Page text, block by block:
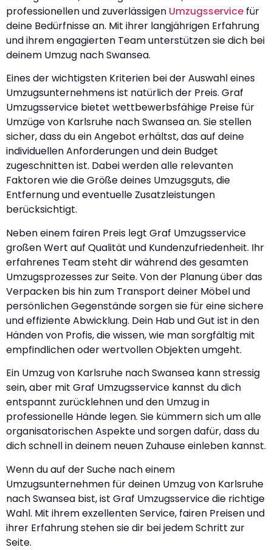
professionellen und zuverlässigen Umzugsservice für
deine Bedürfnisse an. Mit ihrer langjährigen Erfahrung
und ihrem engagierten Team unterstützen sie dich bei
deinem Umzug nach Swansea.
Eines der wichtigsten Kriterien bei der Auswahl eines
Umzugsunternehmens ist natürlich der Preis. Graf
Umzugsservice bietet wettbewerbsfähige Preise für
Umzüge von Karlsruhe nach Swansea an. Sie stellen
sicher, dass du ein Angebot erhältst, das auf deine
individuellen Anforderungen und dein Budget
zugeschnitten ist. Dabei werden alle relevanten
Faktoren wie die Größe deines Umzugsguts, die
Entfernung und eventuelle Zusatzleistungen
berücksichtigt.
Neben einem fairen Preis legt Graf Umzugsservice
großen Wert auf Qualität und Kundenzufriedenheit. Ihr
erfahrenes Team steht dir während des gesamten
Umzugsprozesses zur Seite. Von der Planung über das
Verpacken bis hin zum Transport deiner Möbel und
persönlichen Gegenstände sorgen sie für eine sichere
und effiziente Abwicklung. Dein Hab und Gut ist in den
Händen von Profis, die wissen, wie man sorgfältig mit
empfindlichen oder wertvollen Objekten umgeht.
Ein Umzug von Karlsruhe nach Swansea kann stressig
sein, aber mit Graf Umzugsservice kannst du dich
entspannt zurücklehnen und den Umzug in
professionelle Hände legen. Sie kümmern sich um alle
organisatorischen Aspekte und sorgen dafür, dass du
dich schnell in deinem neuen Zuhause einleben kannst.
Wenn du auf der Suche nach einem
Umzugsunternehmen für deinen Umzug von Karlsruhe
nach Swansea bist, ist Graf Umzugsservice die richtige
Wahl. Mit ihrem exzellenten Service, fairen Preisen und
ihrer Erfahrung stehen sie dir bei jedem Schritt zur
Seite.